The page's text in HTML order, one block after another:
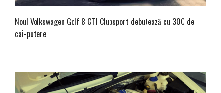
Noul Volkswagen Golf 8 GTI Clubsport debutează cu 300 de
cai-putere